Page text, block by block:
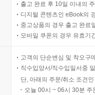
자아낸다. 이 책은 세계
다.
(Scientific American)』
미래주의 학파의 꿈과 악
(The Sydney Morning
출고 완료 후 10일 이내의
디지털 콘텐츠인 eBook의
중고상품의 경우 출고 완료
모바일 쿠폰의 경우 유효기
고객의 단순변심 및 착오구
직수입양서/직수입일서중
단, 아래의 주문/취소 조건
오늘 00시 ~ 06시 30분